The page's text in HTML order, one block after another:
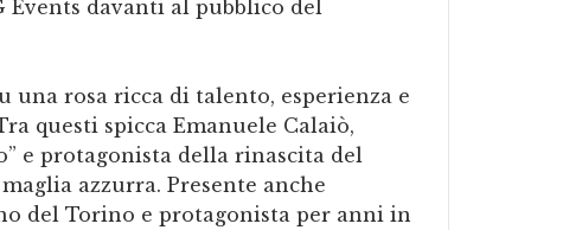
davanti al pubblico del
una rosa ricca di talento, esperienza e
questi spicca Emanuele Calaiò,
e protagonista della rinascita del
azzurra. Presente anche
del Torino e protagonista per anni in